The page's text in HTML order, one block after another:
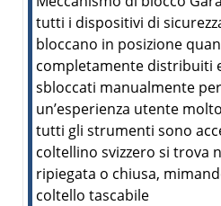
tutti i dispositivi di
bloccano in posizione
completamente distribuiti
sbloccati manualmente
un’esperienza utente
tutti gli strumenti sono
coltellino svizzero si trova
ripiegata o chiusa,
coltello tascabile